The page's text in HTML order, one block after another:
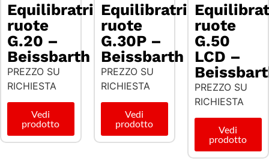
Equilibratrice
ruote
G.20 –
Beissbarth
PREZZO SU
RICHIESTA
Vedi
prodotto
Equilibratrice
ruote
G.30P –
Beissbarth
PREZZO SU
RICHIESTA
Vedi
prodotto
ruote
G.50
LCD –
PREZZO SU
RICHIESTA
Vedi
prodotto